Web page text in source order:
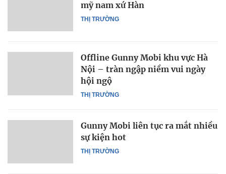
THỊ TRƯỜNG
mỹ nam xứ Hàn
THỊ TRƯỜNG
Offline Gunny Mobi khu vực Hà
Nội – tràn ngập niềm vui ngày
hội ngộ
THỊ TRƯỜNG
Gunny Mobi liên tục ra mắt nhiều
sự kiện hot